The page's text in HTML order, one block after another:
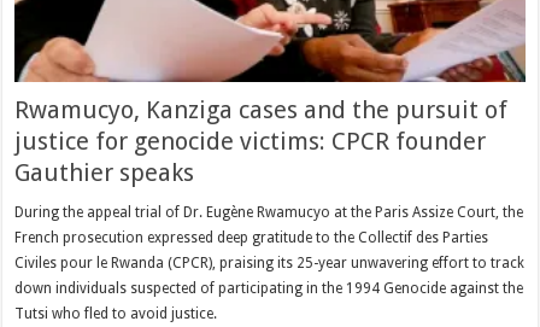
Rwamucyo, Kanziga cases and the pursuit of
justice for genocide victims: CPCR founder
Gauthier speaks
During the appeal trial of Dr. Eugène Rwamucyo at the Paris Assize Court, the
French prosecution expressed deep gratitude to the Collectif des Parties
Civiles pour le Rwanda (CPCR), praising its 25-year unwavering effort to track
down individuals suspected of participating in the 1994 Genocide against the
Tutsi who fled to avoid justice.